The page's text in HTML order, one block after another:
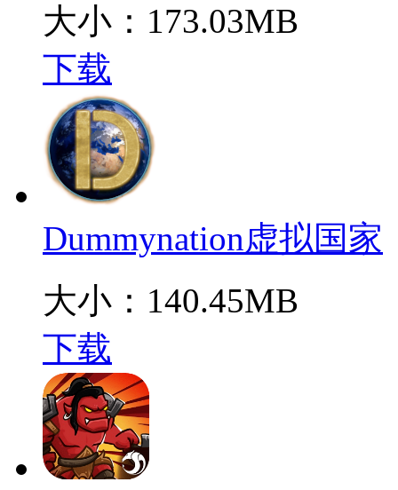
大小：173.03MB
下载
Dummynation虚拟国家
大小：140.45MB
下载